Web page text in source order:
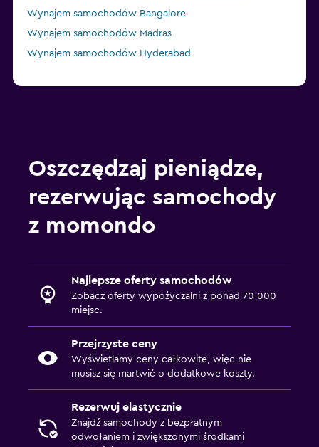
Wynajem samochodów Bangalore
Wynajem samochodów Madras
Wynajem samochodów Hyderabad
Oszczędzaj pieniądze,
rezerwując samochody
z momondo
Najlepsze oferty samochodów
Zobacz oferty wypożyczalni z ponad 70 000
miejsc.
Przejrzyste ceny
Wyświetlamy ceny całkowite, więc nie
musisz się martwić o dodatkowe koszty.
Rezerwuj elastycznie
Znajdź samochody z bezpłatnym
odwołaniem i zwiększonymi środkami